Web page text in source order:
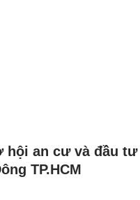
hội an cư và đầu tư
TP.HCM